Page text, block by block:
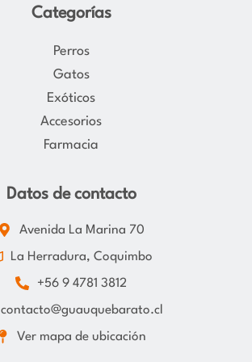
Categorías
Perros
Gatos
Exóticos
Accesorios
Farmacia
Datos de contacto
Avenida La Marina 70
La Herradura, Coquimbo
+56 9 4781 3812
contacto@guauquebarato.cl
Ver mapa de ubicación